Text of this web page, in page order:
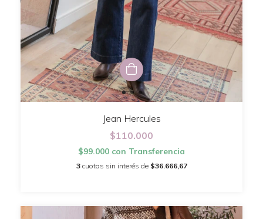
Jean Hercules
$110.000
$99.000 con Transferencia
3 cuotas sin interés de $36.666,67